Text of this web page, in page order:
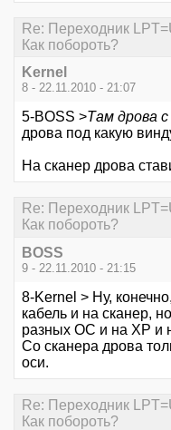
Re: Переходник
Как побороть?
Kernel
8 - 22.11.2010 - 21:07
5-BOSS >Там дрова
дрова под какую
На сканер дрова
Re: Переходник
Как побороть?
BOSS
9 - 22.11.2010 - 21:15
8-Kernel > Ну,
кабель и на сканер,
разных ОС и на ХР и
Со сканера дрова
оси.
Re: Переходник
Как побороть?